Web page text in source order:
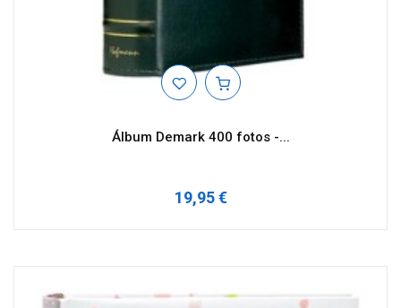
Álbum Demark 400 fotos -...
19,95 €